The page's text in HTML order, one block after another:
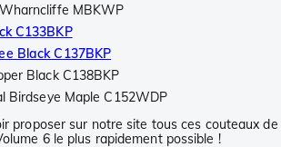
MBKWP
C133BKP
Black C137BKP
Black C138BKP
Birdseye Maple C152WDP
proposer sur notre site tous ces couteaux de
6 le plus rapidement possible !